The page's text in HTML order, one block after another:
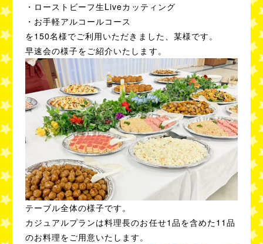
セミナー・講演会
イベント
パーティー
社内懇親会・
記念式典
2次会
学校での謝恩会・
交流会
展示会・
商品発表会
・ローストビーフ生Liveカッティング
・お手軽アルコールコース
を150名様でご利用いただきました、某様です。
早速会の様子をご紹介いたします。
テーブル全体の様子です。
カジュアルプランは料理長のお任せ1品を含めた11品
のお料理をご用意いたします。